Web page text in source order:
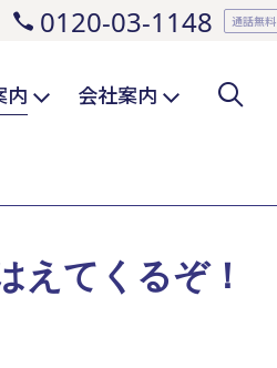
0120-03-1148 通話無料
内 会社案内
えてくるぞ！